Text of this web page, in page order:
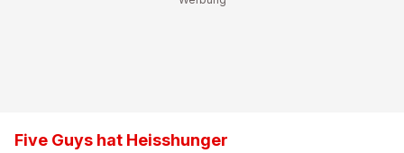
Five Guys hat Heisshunger